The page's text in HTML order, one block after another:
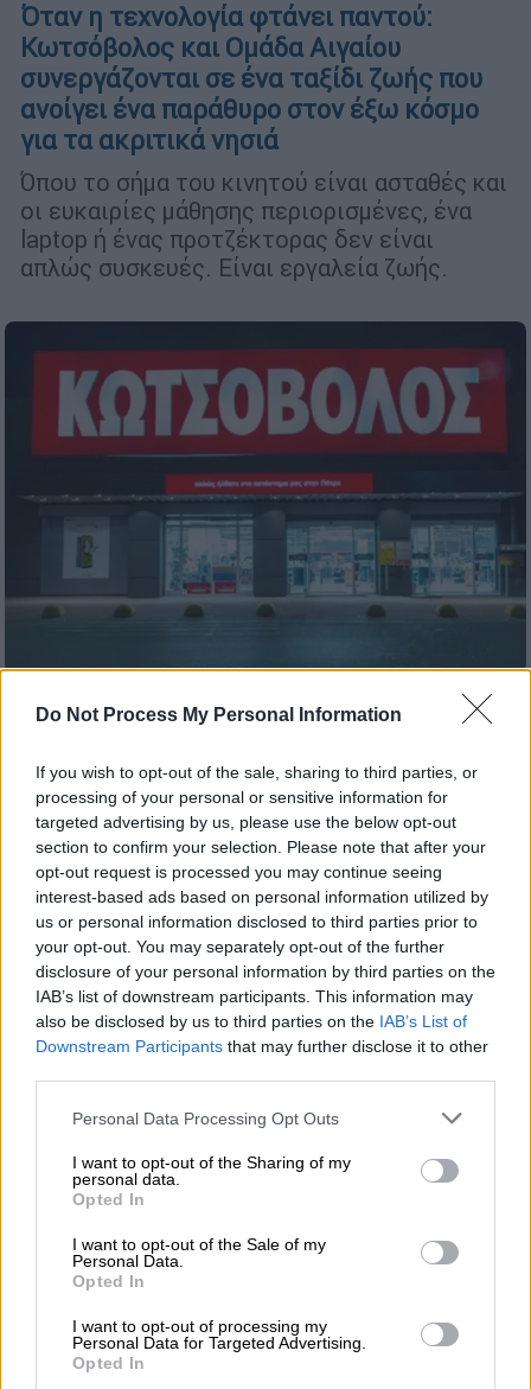
Do Not Process My Personal Information
If you wish to opt-out of the sale, sharing to third parties, or
processing of your personal or sensitive information for
targeted advertising by us, please use the below opt-out
section to confirm your selection. Please note that after your
opt-out request is processed you may continue seeing
interest-based ads based on personal information utilized by
us or personal information disclosed to third parties prior to
your opt-out. You may separately opt-out of the further
disclosure of your personal information by third parties on the
IAB’s list of downstream participants. This information may
also be disclosed by us to third parties on the IAB’s List of
Downstream Participants that may further disclose it to other
Please note that this website/app uses one or more Google
not limited to your visit or usage behaviour. You may click to
grant or deny consent to Google and its third-party tags to
use your data for below specified purposes in below Google
consent section.
Personal Data Processing Opt Outs
I want to opt-out of the Sharing of my
personal data.
Opted In
I want to opt-out of the Sale of my
Personal Data.
Opted In
I want to opt-out of processing my
Personal Data for Targeted Advertising.
Opted In
Όταν η τεχνολογία φτάνει παντού:
Κωτσόβολος και Ομάδα Αιγαίου
συνεργάζονται σε ένα ταξίδι ζωής που
ανοίγει ένα παράθυρο στον έξω κόσμο
για τα ακριτικά νησιά
Όπου το σήμα του κινητού είναι ασταθές και
οι ευκαιρίες μάθησης περιορισμένες, ένα
laptop ή ένας προτζέκτορας δεν είναι
απλώς συσκευές. Είναι εργαλεία ζωής.
Market|15.12.2023 09:47
στο πρόστιμο που επιβλήθηκε από τη
ΔΙ.Μ.Ε.Α
Η ανακοίνωση
Οικονομία|14.12.2023 20:05
των 2 εκατ. από το υπουργείο
Ανάπτυξης